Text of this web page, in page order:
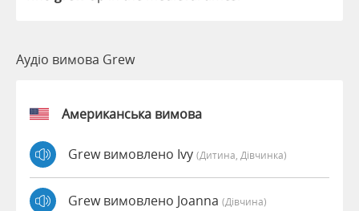
Аудіо вимова Grew
Американська вимова
Grew вимовлено Ivy (дитина, Дівчинка)
Grew вимовлено Joanna (дівчина)